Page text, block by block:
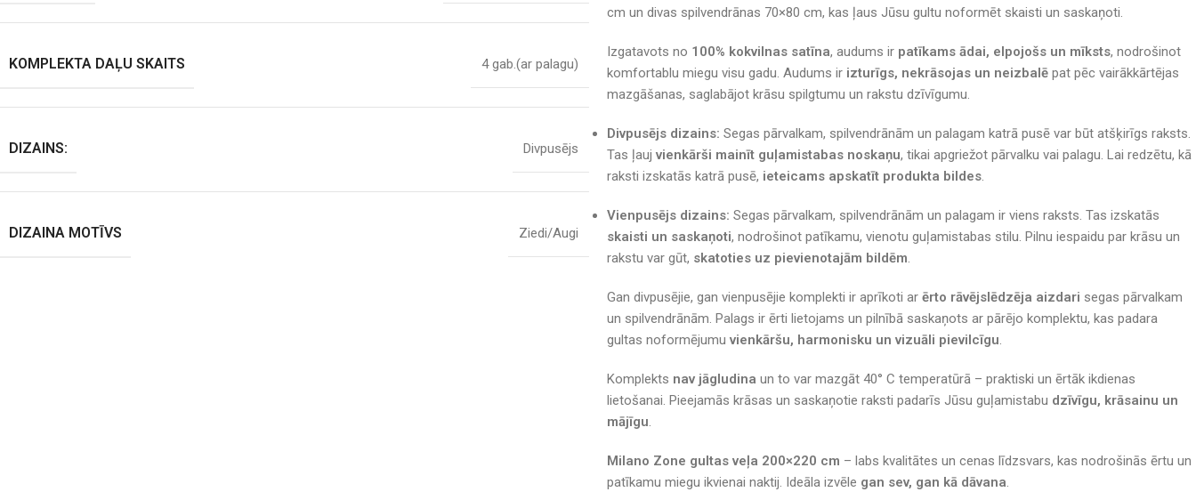
KOMPLEKTA DAĻU SKAITS 4 gab.(ar palagu)
DIZAINS: Divpusējs
DIZAINA MOTĪVS Ziedi/Augi
cm un divas spilvendrānas 70×80 cm, kas ļaus Jūsu gultu noformēt skaisti un saskaņoti.
Izgatavots no 100% kokvilnas satīna, audums ir patīkams ādai, elpojošs un mīksts, nodrošinot
komfortablu miegu visu gadu. Audums ir izturīgs, nekrāsojas un neizbalē pat pēc vairākkārtējas
mazgāšanas, saglabājot krāsu spilgtumu un rakstu dzīvīgumu.
Divpusējs dizains: Segas pārvalkam, spilvendrānām un palagam katrā pusē var būt atšķirīgs raksts.
Tas ļauj vienkārši mainīt guļamistabas noskaņu, tikai apgriežot pārvalku vai palagu. Lai redzētu, kā
raksti izskatās katrā pusē, ieteicams apskatīt produkta bildes
Vienpusējs dizains: Segas pārvalkam, spilvendrānām un palagam ir viens raksts. Tas izskatās
skaisti un saskaņoti, nodrošinot patīkamu, vienotu guļamistabas stilu. Pilnu iespaidu par krāsu un
rakstu var gūt, skatoties uz pievienotajām bildēm
Gan divpusējie, gan vienpusējie komplekti ir aprīkoti ar ērto rāvējslēdzēja aizdari segas pārvalkam
un spilvendrānām. Palags ir ērti lietojams un pilnībā saskaņots ar pārējo komplektu, kas padara
gultas noformējumu vienkāršu, harmonisku un vizuāli pievilcīgu
Komplekts nav jāgludina un to var mazgāt 40° C temperatūrā – praktiski un ērtāk ikdienas
lietošanai. Pieejamās krāsas un saskaņotie raksti padarīs Jūsu guļamistabu dzīvīgu, krāsainu un
mājīgu
Milano Zone gultas veļa 200×220 cm – labs kvalitātes un cenas līdzsvars, kas nodrošinās ērtu un
patīkamu miegu ikvienai naktij. Ideāla izvēle gan sev, gan kā dāvana